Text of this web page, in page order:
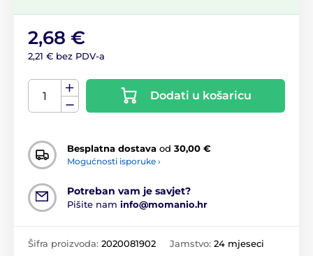
2,68 €
2,21 € bez PDV-a
Dodati u košaricu
Besplatna dostava od 30,00 €
Mogućnosti isporuke ›
Potreban vam je savjet?
Pišite nam info@momanio.hr
Šifra proizvoda: 2020081902 Jamstvo: 24 mjeseci